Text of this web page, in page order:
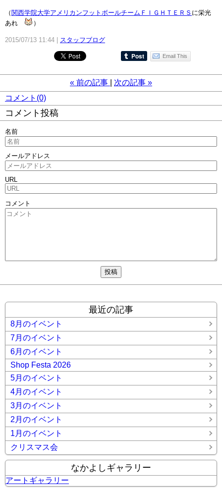
（ 関西学院大学アメリカンフットボールチームＦＩＧＨＴＥＲＳ に栄光
あれ
）
2015/07/13 11:44 スタッフブログ
Email This
« 前の記事 次の記事 »
コメント(0)
コメント投稿
名前
メールアドレス
URL
コメント
最近の記事
8月のイベント
7月のイベント
6月のイベント
Shop Festa 2026
5月のイベント
4月のイベント
3月のイベント
2月のイベント
1月のイベント
クリスマス会
なかよしギャラリー
アートギャラリー